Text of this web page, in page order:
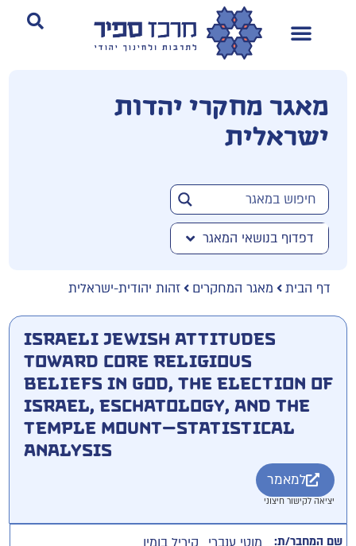
מאגר מחקרי יהדות
ישראלית
דפדוף בנושאי המאגר
דף הבית מאגר המחקרים זהות יהודית-ישראלית
Israeli Jewish Attitudes
toward Core Religious
Beliefs in God, the Election of
Israel, Eschatology, and the
Temple Mount—Statistical
Analysis
למאמר
יציאה לקישור חיצוני
שם המחבר/ת: